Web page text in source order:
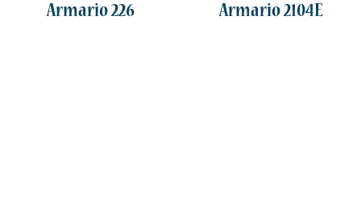
Armario 226 Armario 2104E